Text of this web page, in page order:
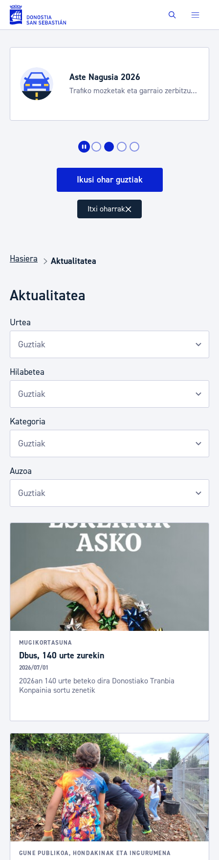
Eduki nagusira joan Buscar
Aste Nagusia 2026
Trafiko mozketak eta garraio zerbitzu
Ikusi ohar guztiak
Itxi oharrak
Hasiera Aktualitatea
Aktualitatea
Urtea
Hilabetea
Kategoria
Auzoa
MUGIKORTASUNA
Dbus, 140 urte zurekin
2026/07/01
2026an 140 urte beteko dira Donostiako Tranbia
Konpainia sortu zenetik
GUNE PUBLIKOA, HONDAKINAK ETA INGURUMENA